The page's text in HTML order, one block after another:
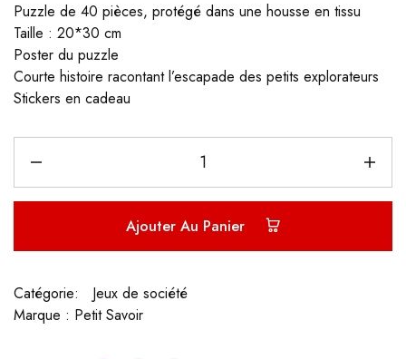
Puzzle de 40 pièces, protégé dans une housse en tissu
Taille : 20*30 cm
Poster du puzzle
Courte histoire racontant l’escapade des petits explorateurs
Stickers en cadeau
Ajouter Au Panier
Catégorie:
Jeux de société
Marque : Petit Savoir